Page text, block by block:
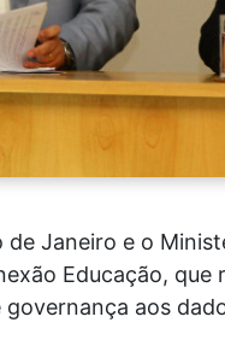
Janeiro e o
Educação,
aos